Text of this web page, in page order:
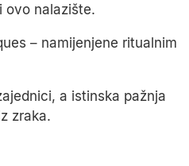
ovo nalazište.
– namijenjene ritualnim
a istinska pažnja
zraka.